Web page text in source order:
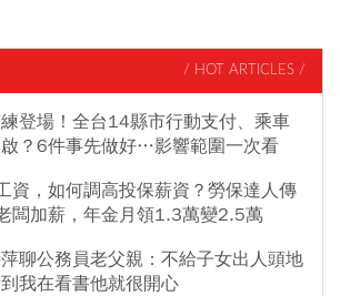
/ HOT ARTICLES /
登場！全台14縣市行動支付、乘車
？6件事先做好…影響範圍一次看
資，如何調高投保薪資？勞保達人傳
闆加薪，年金月領1.3萬變2.5萬
聊公務員老父親：不給子女出人頭地
我在看書他就很開心